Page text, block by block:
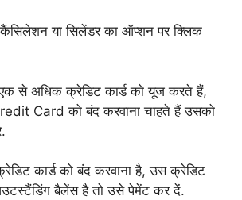
या सिलेंडर का ऑप्शन पर क्लिक
से अधिक क्रेडिट कार्ड को यूज करते हैं,
Card को बंद करवाना चाहते हैं उसको
कार्ड को बंद करवाना है, उस क्रेडिट
बैलेंस है तो उसे पेमेंट कर दें.